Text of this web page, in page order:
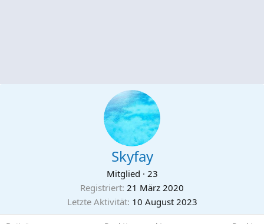
Skyfay
Mitglied · 23
Registriert 21 März 2020
Letzte Aktivität 10 August 2023